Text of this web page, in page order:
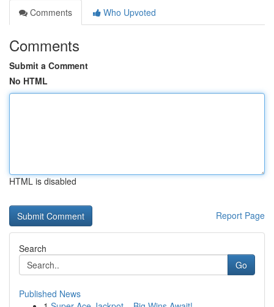
Comments
Who Upvoted
Comments
Submit a Comment
No HTML
HTML is disabled
Report Page
Search
Go
Published News